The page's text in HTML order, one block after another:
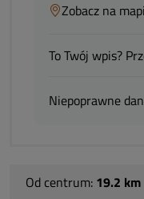
Zobacz na
To Twój wpis?
Niepoprawne
Od centrum: 19.2 km